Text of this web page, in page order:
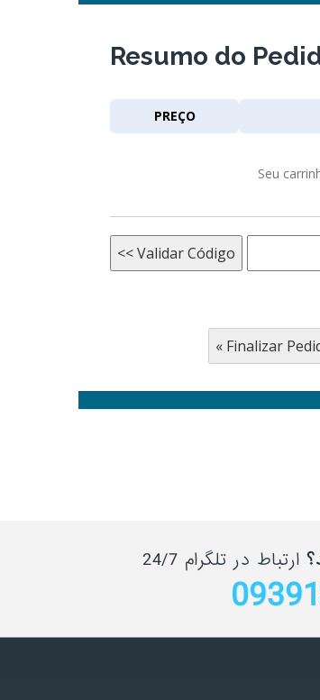
Resumo do
PREÇO
Seu
ارتباط در تلگرام 24/7